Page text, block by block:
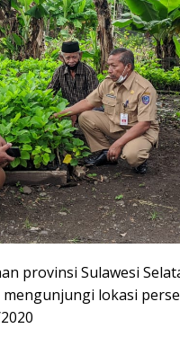
provinsi Sulawesi
lokasi